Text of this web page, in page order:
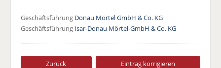
Geschäftsführung Donau Mörtel GmbH & Co. KG
Geschäftsführung Isar-Donau Mörtel-GmbH & Co. KG
Zurück Eintrag korrigieren